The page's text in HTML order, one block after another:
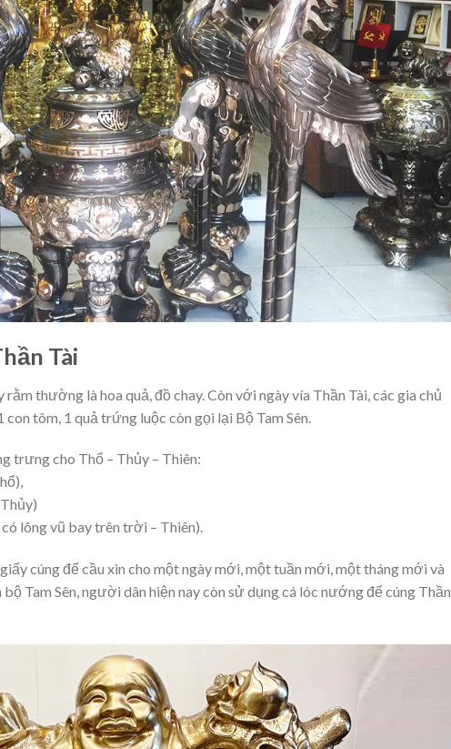
Tài
thường là hoa quả, đồ chay. Còn với ngày vía Thần Tài, các gia chủ
tôm, 1 quả trứng luộc còn gọi lại Bộ Tam Sên.
trưng cho Thổ – Thủy – Thiên:
lông vũ bay trên trời – Thiên).
cúng để cầu xin cho một ngày mới, một tuần mới, một tháng mới và
Tam Sên, người dân hiện nay còn sử dụng cá lóc nướng để cúng Thần